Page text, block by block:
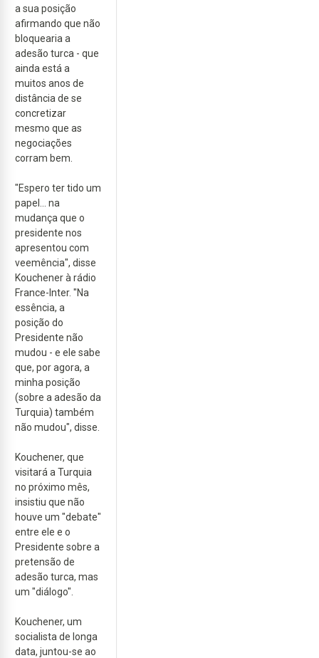
a sua posição
afirmando que não
bloquearia a
adesão turca - que
ainda está a
muitos anos de
distância de se
concretizar
mesmo que as
negociações
corram bem.
"Espero ter tido um
papel... na
mudança que o
presidente nos
apresentou com
veemência", disse
Kouchener à rádio
France-Inter. "Na
essência, a
posição do
Presidente não
mudou - e ele sabe
que, por agora, a
minha posição
(sobre a adesão da
Turquia) também
não mudou", disse.
Kouchener, que
visitará a Turquia
no próximo mês,
insistiu que não
houve um "debate"
entre ele e o
Presidente sobre a
pretensão de
adesão turca, mas
um "diálogo".
Kouchener, um
socialista de longa
data, juntou-se ao